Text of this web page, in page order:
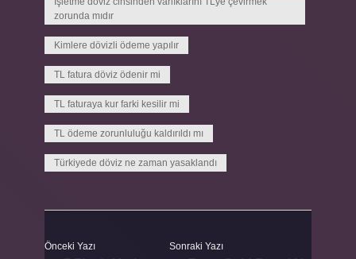
zorunda mıdır
Kimlere dövizli ödeme yapılır
TL fatura döviz ödenir mi
TL faturaya kur farki kesilir mi
TL ödeme zorunluluğu kaldırıldı mı
Türkiyede döviz ne zaman yasaklandı
Önceki Yazı Sonraki Yazı